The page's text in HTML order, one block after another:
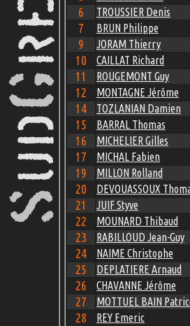
6 TROUSSIER Denis
7 BRUN Philippe
9 JORAM Thierry
10 CAILLAT Richard
11 ROUGEMONT Guy
12 MONTAGNE Jérôme
14 TOZLANIAN Damien
15 BARRAL Thomas
16 MICHELIER Gilles
17 MICHAL Fabien
19 MILLON Rolland
20 DEVOUASSOUX
21 JUIF Styve
22 MOUNARD Thibaud
23 RABILLOUD Jean-Guy
24 NAIME Christophe
25 DEPLATIERE Arnaud
26 CHAVANNE Jérôme
27 MOTTUEL BAIN
28 REY Emeric